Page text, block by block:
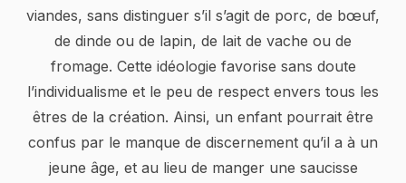
viandes, sans distinguer s’il s’agit de porc, de bœuf,
de dinde ou de lapin, de lait de vache ou de
fromage. Cette idéologie favorise sans doute
l’individualisme et le peu de respect envers tous les
êtres de la création. Ainsi, un enfant pourrait être
confus par le manque de discernement qu’il a à un
jeune âge, et au lieu de manger une saucisse